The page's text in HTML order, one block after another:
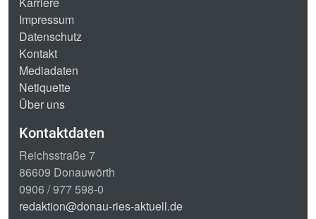
Impressum
Datenschutz
Kontakt
Mediadaten
Netiquette
Über uns
Kontaktdaten
Reichsstraße 7
86609 Donauwörth
0906 / 977 598-0
redaktion@donau-ries-aktuell.de